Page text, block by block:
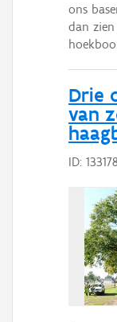
ons
dan
Drie
van
ID: